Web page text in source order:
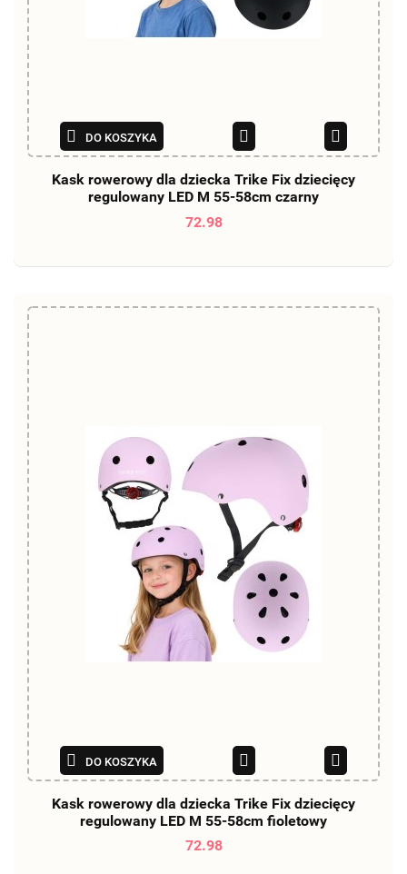
DO KOSZYKA
Kask rowerowy dla dziecka Trike Fix dziecięcy
regulowany LED M 55-58cm czarny
72.98
DO KOSZYKA
Kask rowerowy dla dziecka Trike Fix dziecięcy
regulowany LED M 55-58cm fioletowy
72.98